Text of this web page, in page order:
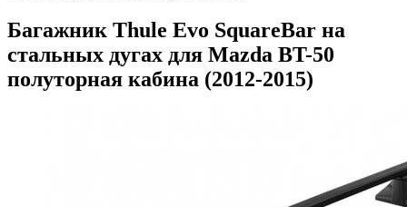
Багажник Thule Evo SquareBar на
стальных дугах для Mazda BT-50
полуторная кабина (2012-2015)